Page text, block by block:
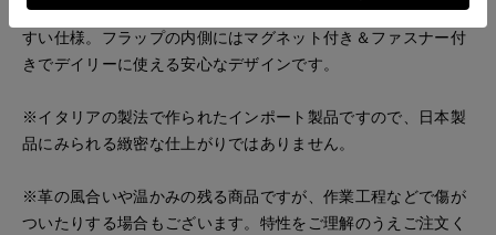
きで、ショルダーバッグ/ハンドバッグの2WAYタイプで使いや
すい仕様。フラップの内側にはマグネット付き＆ファスナー付
きでデイリーに使える安心なデザインです。
※イタリアの製法で作られたインポート製品ですので、日本製
品にみられる緻密な仕上がりではありません。
※革の風合いや温かみの残る商品ですが、作業工程などで傷が
ついたりする場合もございます。特性をご理解のうえご注文く